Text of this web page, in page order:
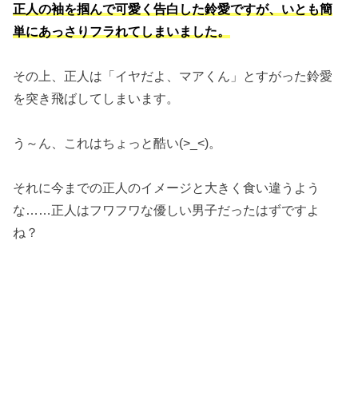
正人の袖を掴んで可愛く告白した鈴愛ですが、いとも簡
単にあっさりフラれてしまいました。
その上、正人は「イヤだよ、マアくん」とすがった鈴愛
を突き飛ばしてしまいます。
う～ん、これはちょっと酷い(>_<)。
それに今までの正人のイメージと大きく食い違うよう
な……正人はフワフワな優しい男子だったはずですよ
ね？